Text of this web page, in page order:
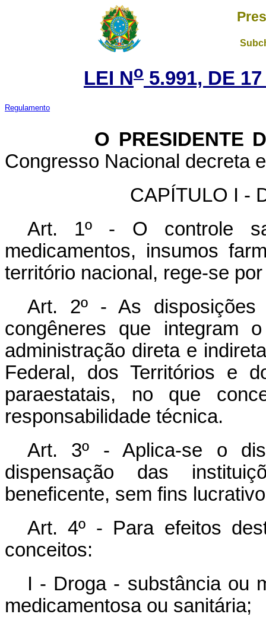
LEI No 5.991, DE
Regulamento
O PRESIDENTE
Congresso Nacional decreta
CAPÍTULO I -
Art. 1º - O controle
medicamentos, insumos
território nacional, rege-se
Art. 2º - As disposições
congêneres que integram
administração direta e
Federal, dos Territórios e
paraestatais, no que
responsabilidade técnica.
Art. 3º - Aplica-se o
dispensação das
beneficente, sem fins
Art. 4º - Para efeitos
conceitos:
I - Droga - substância ou
medicamentosa ou sanitária;